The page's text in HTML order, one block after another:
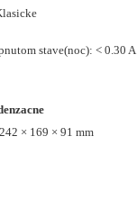
stave(noc): < 0.30 A
× 169 × 91 mm